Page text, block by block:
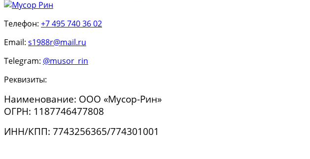
Телефон: +7 495 740 36 02
Email: s1988r@mail.ru
Telegram: @musor_rin
Реквизиты:
Наименование: ООО «Мусор-Рин»
ОГРН: 1187746477808
ИНН/КПП: 7743256365/774301001